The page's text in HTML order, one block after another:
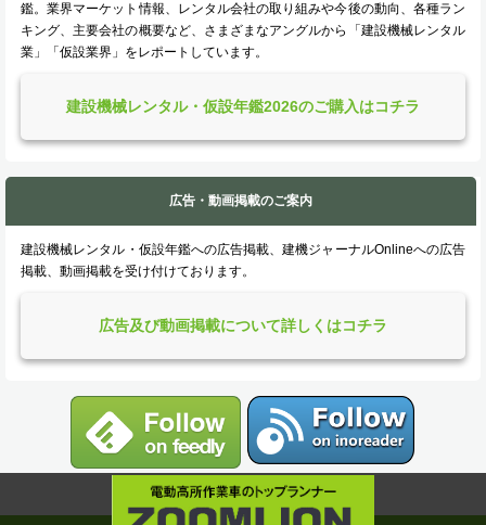
鑑。業界マーケット情報、レンタル会社の取り組みや今後の動向、各種ラン
キング、主要会社の概要など、さまざまなアングルから「建設機械レンタル
業」「仮設業界」をレポートしています。
建設機械レンタル・仮設年鑑2026のご購入はコチラ
広告・動画掲載のご案内
建設機械レンタル・仮設年鑑への広告掲載、建機ジャーナルOnlineへの広告
掲載、動画掲載を受け付けております。
広告及び動画掲載について詳しくはコチラ